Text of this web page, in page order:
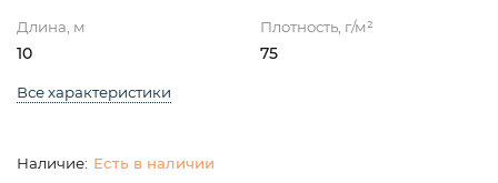
Длина, м
10
Плотность, г/м²
75
Все характеристики
Есть в наличии